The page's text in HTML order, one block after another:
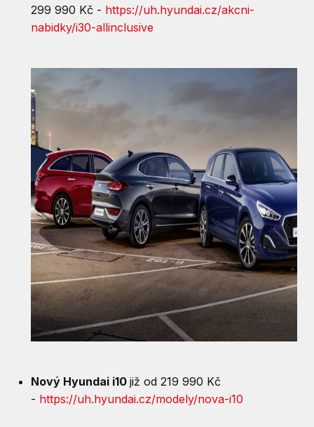
299 990 Kč - https://uh.hyundai.cz/akcni-
nabidky/i30-allinclusive
Nový Hyundai i10 již od 219 990 Kč
- https://uh.hyundai.cz/modely/nova-i10